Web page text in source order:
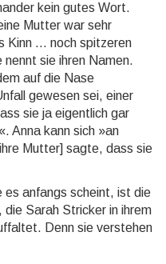
kein gutes Wort.
Mut­ter war sehr
Kinn ... noch spit­ze­ren
nennt sie ihren Namen.
auf die Nase
gewesen sei, einer
sie ja eigentlich gar
Anna kann sich »an
Mutter] sagte, dass sie
es anfangs scheint, ist die
Sarah Stricker in ihrem
Denn sie verstehen